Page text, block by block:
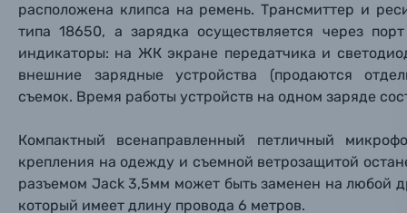
Ваш
Ваш
Электроника
Материалы
Фоторамки
Номер
Нажимая
расположена клипса на ремень. Трансмиттер и
типа 18650, а зарядка осуществляется через
индикаторы: на ЖК экране передатчика и
внешние зарядные устройства (продаются
съемок. Время работы устройств на одном заряде
Компактный всенаправленный петличный
крепления на одежду и съемной ветрозащитой
разъемом Jack 3,5мм может быть заменен на любой
который имеет длину провода 6 метров.
Ваш